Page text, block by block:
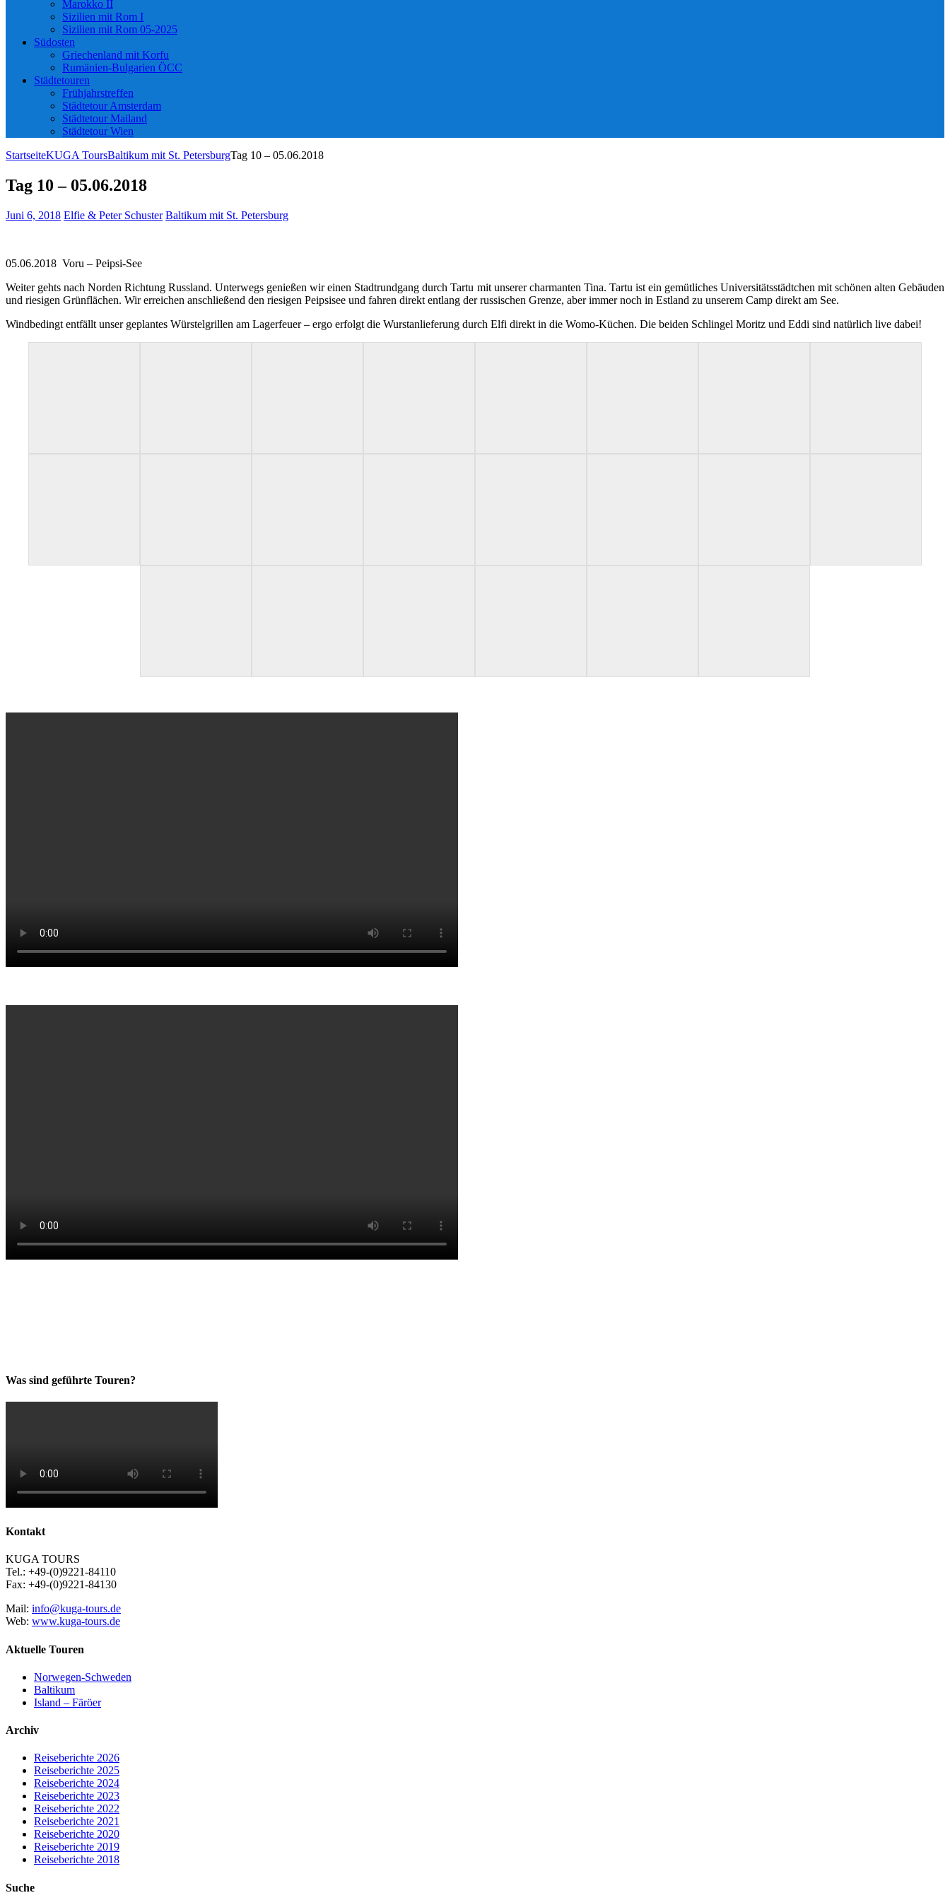
Marokko II
Sizilien mit Rom I
Sizilien mit Rom 05-2025
Südosten
Griechenland mit Korfu
Rumänien-Bulgarien ÖCC
Städtetouren
Frühjahrstreffen
Städtetour Amsterdam
Städtetour Mailand
Städtetour Wien
StartseiteKUGA ToursBaltikum mit St. PetersburgTag 10 – 05.06.2018
Tag 10 – 05.06.2018
Juni 6, 2018 Elfie & Peter Schuster Baltikum mit St. Petersburg
05.06.2018 Voru – Peipsi-See
Weiter gehts nach Norden Richtung Russland. Unterwegs genießen wir einen Stadtrundgang durch Tartu mit unserer charmanten Tina. Tartu ist ein gemütliches Universitätsstädtchen mit schönen alten Gebäuden
und riesigen Grünflächen. Wir erreichen anschließend den riesigen Peipsisee und fahren direkt entlang der russischen Grenze, aber immer noch in Estland zu unserem Camp direkt am See.
Windbedingt entfällt unser geplantes Würstelgrillen am Lagerfeuer – ergo erfolgt die Wurstanlieferung durch Elfi direkt in die Womo-Küchen. Die beiden Schlingel Moritz und Eddi sind natürlich live dabei!
Was sind geführte Touren?
Kontakt
KUGA TOURS
Tel.: +49-(0)9221-84110
Fax: +49-(0)9221-84130
Mail: info@kuga-tours.de
Web: www.kuga-tours.de
Aktuelle Touren
Norwegen-Schweden
Baltikum
Island – Färöer
Archiv
Reiseberichte 2026
Reiseberichte 2025
Reiseberichte 2024
Reiseberichte 2023
Reiseberichte 2022
Reiseberichte 2021
Reiseberichte 2020
Reiseberichte 2019
Reiseberichte 2018
Suche